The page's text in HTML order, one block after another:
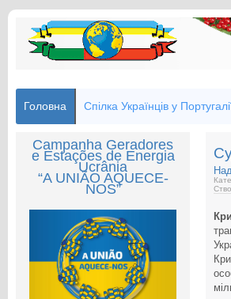
Головна Спілка Українців у
Campanha Geradores
e Estações de Energia
Ucrânia
“A UNIÃO AQUECE-
NOS”